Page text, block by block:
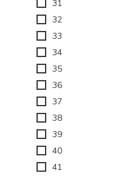
31
32
33
34
35
36
37
38
39
40
41